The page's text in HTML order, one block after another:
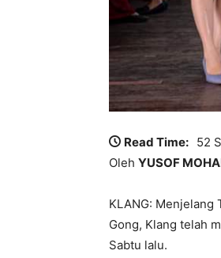
Read Time: 52
Oleh YUSOF
KLANG: Menjelang
Gong, Klang telah
Sabtu lalu.